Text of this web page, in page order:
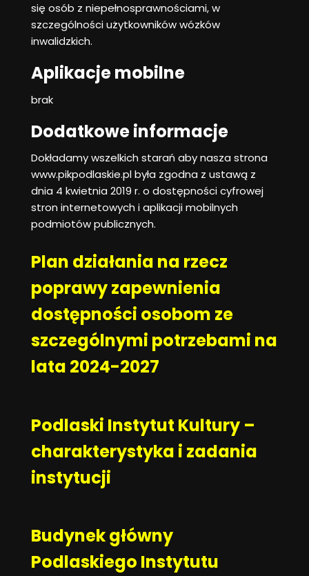
się osób z niepełnosprawnościami, w
szczególności użytkowników wózków
inwalidzkich.
Aplikacje mobilne
brak
Dodatkowe informacje
Dokładamy wszelkich starań aby nasza strona
www.pikpodlaskie.pl była zgodna z ustawą z
dnia 4 kwietnia 2019 r. o dostępności cyfrowej
stron internetowych i aplikacji mobilnych
podmiotów publicznych.
Plan działania na rzecz
poprawy zapewnienia
dostępności osobom ze
szczególnymi potrzebami na
lata 2024-2027
Podlaski Instytut Kultury –
charakterystyka i zadania
instytucji
Budynek główny
Podlaskiego Instytutu